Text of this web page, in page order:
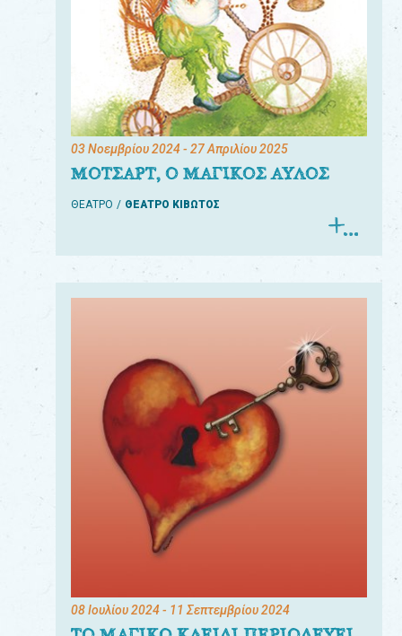
03 Νοεμβρίου 2024- 27 Απριλίου 2025
ΜΟΤΣΑΡΤ, Ο ΜΑΓΙΚΟΣ ΑΥΛΟΣ
ΘΕΑΤΡΟ ΘΕΑΤΡΟ ΚΙΒΩΤΟΣ
08 Ιουλίου 2024- 11 Σεπτεμβρίου 2024